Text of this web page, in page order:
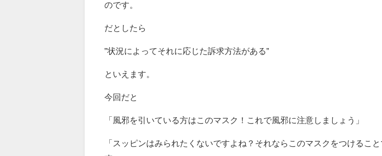
のです。
だとしたら
”状況によってそれに応じた訴求方法がある”
といえます。
今回だと
「風邪を引いている方はこのマスク！これで風邪に注意しましょう」
「スッピンはみられたくないですよね？それならこのマスクをつけること